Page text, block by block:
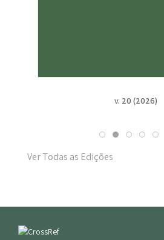
v. 20 (2026)
Ver Todas as Edições